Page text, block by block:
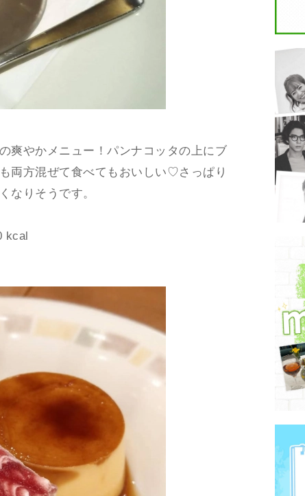
爽やかメニュー！パンナコッタの上にブ
両方混ぜて食べてもおいしい♡さっぱり
なりそうです。
kcal